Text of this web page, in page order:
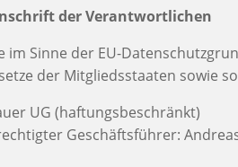
der Verantwortlichen
im Sinne der EU-
der Mitgliedsstaaten sowie
UG (haftungsbeschränkt)
Geschäftsführer: